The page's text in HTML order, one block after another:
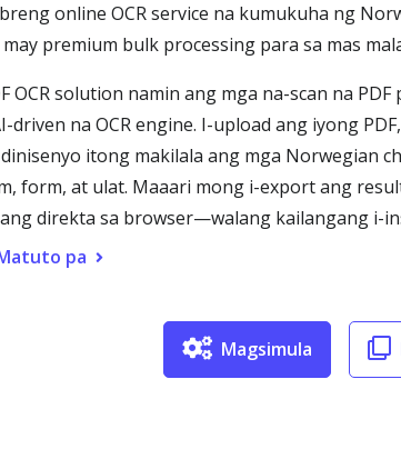
online OCR service na kumukuha ng
premium bulk processing para sa mas
OCR solution namin ang mga na-scan na
na OCR engine. I-upload ang iyong
itong makilala ang mga Norwegian
form, at ulat. Maaari mong i-export ang
direkta sa browser—walang kailangang i-
pa
Magsimula